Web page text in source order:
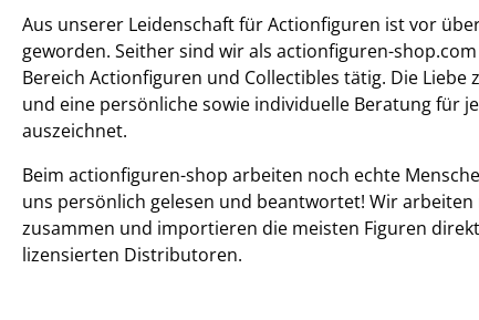
Aus unserer Leidenschaft für Actionfiguren ist vor
geworden. Seither sind wir als actionfiguren-
Bereich Actionfiguren und Collectibles tätig. Die Liebe
und eine persönliche sowie individuelle Beratung für
auszeichnet.
Beim actionfiguren-shop arbeiten noch echte
uns persönlich gelesen und beantwortet! Wir
zusammen und importieren die meisten Figuren
lizensierten Distributoren.